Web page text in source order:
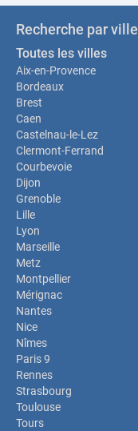
Recherche par ville
Toutes les villes
Aix-en-Provence
Bordeaux
Brest
Caen
Castelnau-le-Lez
Clermont-Ferrand
Courbevoie
Dijon
Grenoble
Lille
Lyon
Marseille
Metz
Montpellier
Mérignac
Nantes
Nice
Nîmes
Paris 9
Rennes
Strasbourg
Toulouse
Tours